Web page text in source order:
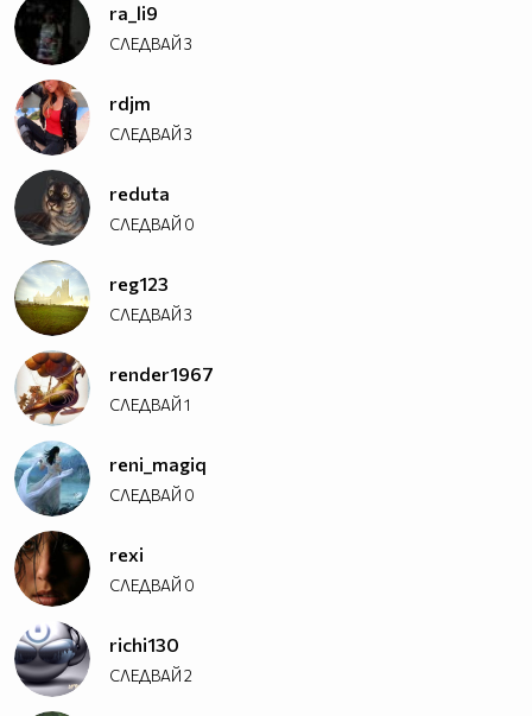
ra_li9
СЛЕДВАЙ3
rdjm
СЛЕДВАЙ3
reduta
СЛЕДВАЙ 0
reg123
СЛЕДВАЙ3
render1967
СЛЕДВАЙ1
reni_magiq
СЛЕДВАЙ 0
rexi
СЛЕДВАЙ 0
richi130
СЛЕДВАЙ2